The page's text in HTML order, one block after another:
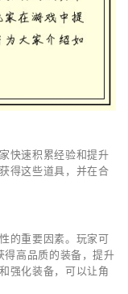
快速积累经验和提升
得这些道具，并在合
的重要因素。玩家可
得高品质的装备，提升
强化装备，可以让角